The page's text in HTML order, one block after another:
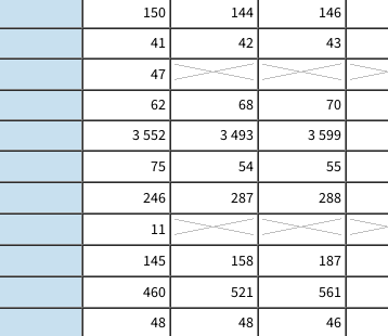
150 144
146
41 42
43
47
62 68
70
3 552 3 493
3 599
75 54
55
246 287
288
11
145 158
187
460 521
561
48 48
46